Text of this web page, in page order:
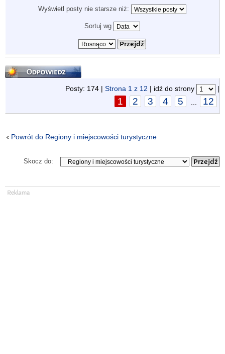
Wyświetl posty nie starsze niż:
Sortuj wg
Odpowiedz
Posty: 174 | Strona 1 z 12 | idź do strony |
1 2 3 4 5 12
Powrót do Regiony i miejscowości turystyczne
Skocz do: